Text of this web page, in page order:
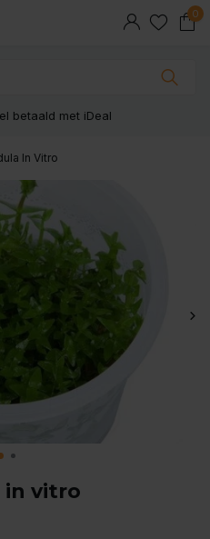
0
betaald met iDeal
In Vitro
in vitro